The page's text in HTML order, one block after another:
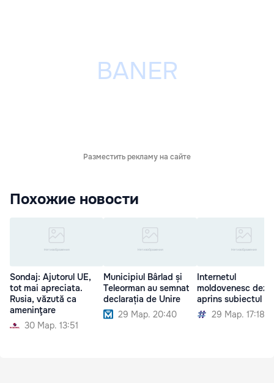
Разместить рекламу на сайте
Похожие новости
Sondaj: Ajutorul UE,
tot mai apreciata.
Rusia, văzută ca
ameninţare
30 Мар. 13:51
Municipiul Bârlad și
Teleorman au semnat
declarația de Unire
29 Мар. 20:40
Internetul
moldovenesc
aprins subiectul
29 Мар. 17:18